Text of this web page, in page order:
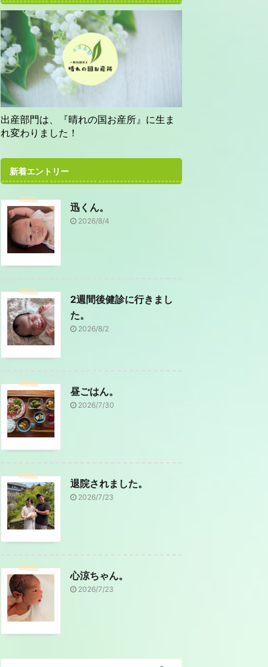
出産部門は、『晴れの国お産所』に生ま
れ変わりました！
新着エントリー
迅くん。
2026/8/4
2週間後健診に行きまし
た。
2026/8/2
昼ごはん。
2026/7/30
退院されました。
2026/7/23
心涼ちゃん。
2026/7/23